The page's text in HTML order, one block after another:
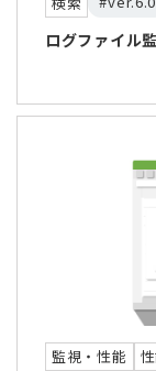
ログファイル
監視・性能